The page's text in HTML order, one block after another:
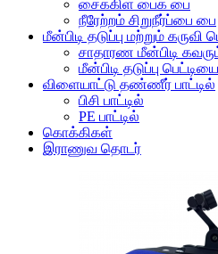
சைக்கிள் பைக் பை
நீரேற்றம் சிறுநீர்ப்பை பை
மீன்பிடி தடுப்பு மற்றும் கருவி
சாதாரண மீன்பிடி
மீன்பிடி தடுப்பு
விளையாட்டு தண்ணீர் பாட்டில்
பிசி பாட்டில்
PE பாட்டில்
கொக்கிகள்
இராணுவ தொடர்